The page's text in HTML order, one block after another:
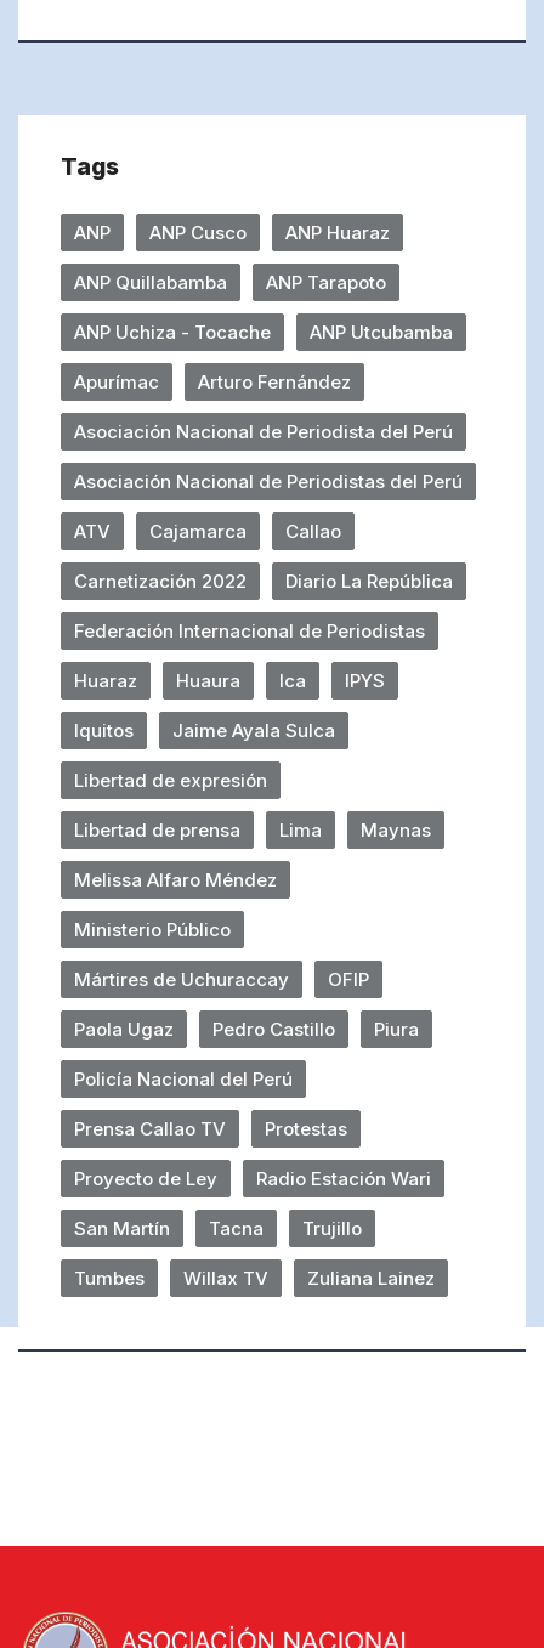
Tags
ANP ANP Cusco ANP Huaraz
ANP Quillabamba ANP Tarapoto
ANP Uchiza - Tocache ANP Utcubamba
Apurímac Arturo Fernández
Asociación Nacional de Periodista del Perú
Asociación Nacional de Periodistas del Perú
ATV Cajamarca Callao
Carnetización 2022 Diario La República
Federación Internacional de Periodistas
Huaraz Huaura Ica IPYS
Iquitos Jaime Ayala Sulca
Libertad de expresión
Libertad de prensa Lima Maynas
Melissa Alfaro Méndez
Ministerio Público
Mártires de Uchuraccay OFIP
Paola Ugaz Pedro Castillo Piura
Policía Nacional del Perú
Prensa Callao TV Protestas
Proyecto de Ley Radio Estación Wari
San Martín Tacna Trujillo
Tumbes Willax TV Zuliana Lainez